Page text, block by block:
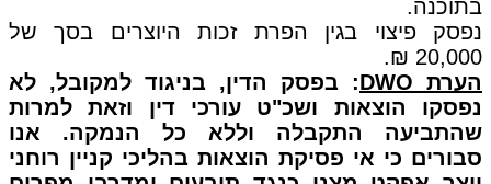
בתוכנה.
נפסק פיצוי בגין הפרת זכות היוצרים בסך של
20,000 ₪.
הערת DWO
: בפסק הדין, בניגוד למקובל, לא
נפסקו הוצאות ושכ"ט עורכי דין וזאת למרות
שהתביעה התקבלה וללא כל הנמקה. אנו
סבורים כי אי פסיקת הוצאות בהליכי קניין רוחני